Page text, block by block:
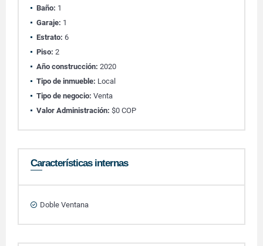
Baño: 1
Garaje: 1
Estrato: 6
Piso: 2
Año construcción: 2020
Tipo de inmueble: Local
Tipo de negocio: Venta
Valor Administración: $0 COP
Características internas
Doble Ventana